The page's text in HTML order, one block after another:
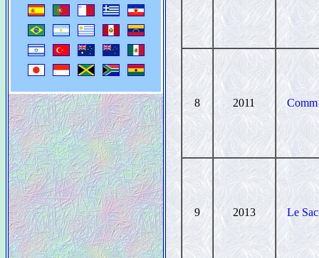
8 2011 Comm
9 2013 Le